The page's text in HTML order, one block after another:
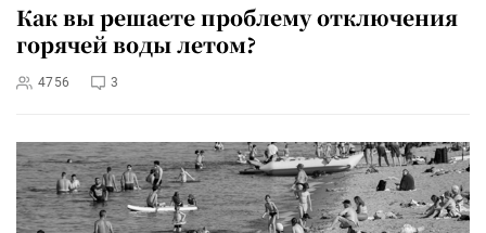
Как вы решаете проблему отключения
горячей воды летом?
4756 3